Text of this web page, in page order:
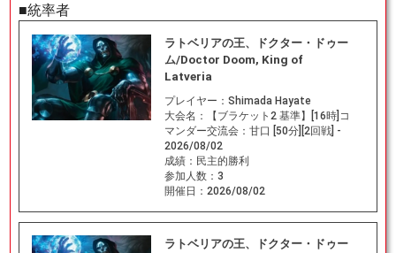
■統率者
ラトベリアの王、ドクター・ドゥー
ム/Doctor Doom, King of
Latveria
プレイヤー： Shimada Hayate
大会名：
【ブラケット2 基準】[16時]コ
マンダー交流会：甘口 [50分][2回戦] -
2026/08/02
成績： 民主的勝利
参加人数： 3
開催日： 2026/08/02
ラトベリアの王、ドクター・ドゥー